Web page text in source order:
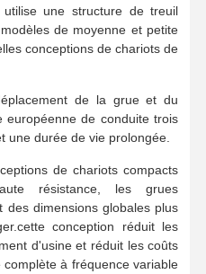
utilise une structure de treuil
de moyenne et petite
conceptions de chariots de
de la grue et du
européenne de conduite trois
une durée de vie prolongée.
de chariots compacts
résistance, les grues
des dimensions globales plus
conception réduit les
d'usine et réduit les coûts
à fréquence variable